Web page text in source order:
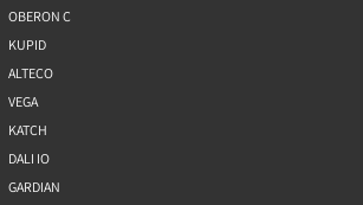
OBERON C
KUPID
ALTECO
VEGA
KATCH
DALI IO
GARDIAN